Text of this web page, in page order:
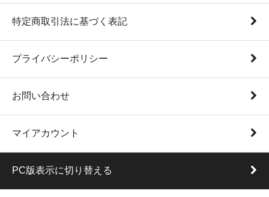
特定商取引法に基づく表記
プライバシーポリシー
お問い合わせ
マイアカウント
PC版表示に切り替える